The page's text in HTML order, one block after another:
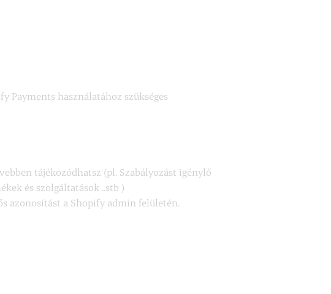
Payments használatához szükséges
tájékozódhatsz (pl. Szabályozást igénylő
és szolgáltatások ..stb )
azonosítást a Shopify admin felületén.